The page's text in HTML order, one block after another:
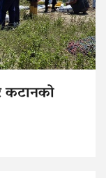
कटानको